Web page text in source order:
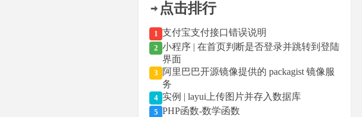
点击排行
1 支付宝支付接口错误说明
2 小程序 | 在首页判断是否登录并跳转到登陆
界面
3
阿里巴巴开源镜像提供的 packagist 镜像服
务
4 实例 | layui上传图片并存入数据库
5 PHP函数-数学函数